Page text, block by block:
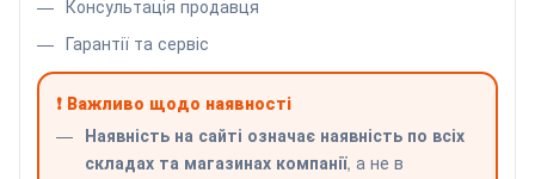
Консультація продавця
Гарантії та сервіс
❗ Важливо щодо наявності
Наявність на сайті означає наявність по всіх
складах та магазинах компанії, а не в